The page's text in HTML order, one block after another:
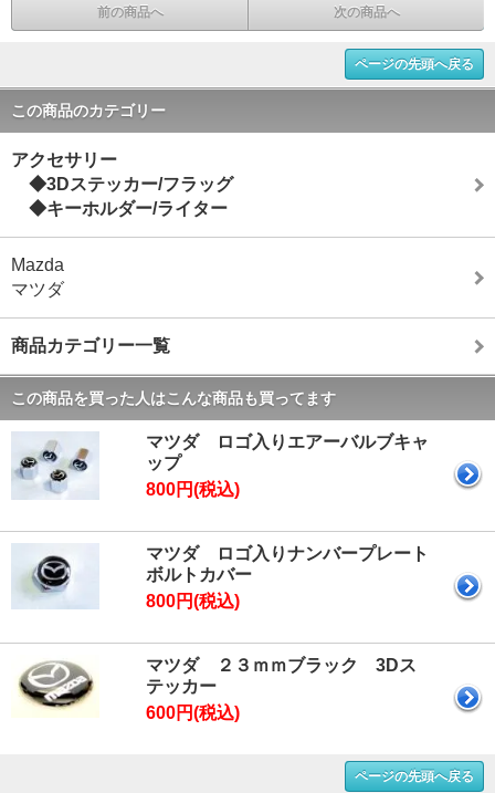
前の商品へ 次の商品へ
ページの先頭へ戻る
この商品のカテゴリー
アクセサリー
◆3Dステッカー/フラッグ
◆キーホルダー/ライター
Mazda
マツダ
商品カテゴリー一覧
この商品を買った人はこんな商品も買ってます
マツダ ロゴ入りエアーバルブキャ
ップ
800円(税込)
マツダ ロゴ入りナンバープレート
ボルトカバー
800円(税込)
マツダ ２３ｍｍブラック 3Dス
テッカー
600円(税込)
ページの先頭へ戻る